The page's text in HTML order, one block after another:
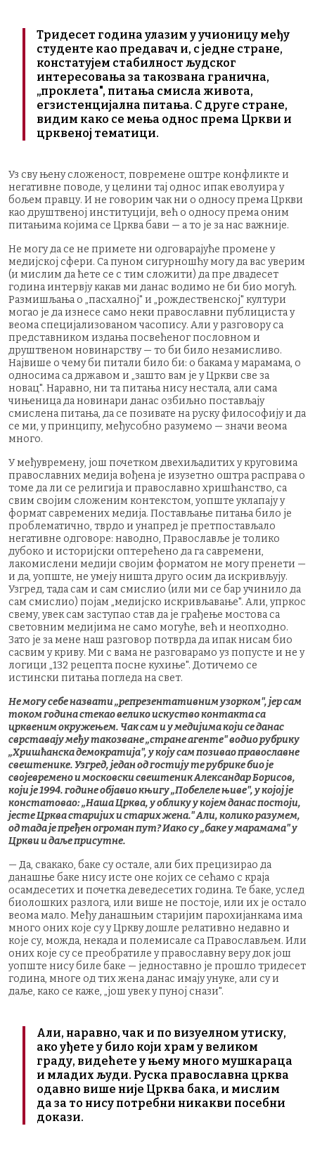
Тридесет година улазим у учионицу међу
студенте као предавач и, с једне стране,
констатујем стабилност људског
интересовања за такозвана гранична,
„проклета", питања смисла живота,
егзистенцијална питања. С друге стране,
видим како се мења однос према Цркви и
црквеној тематици.
Уз сву њену сложеност, повремене оштре конфликте и
негативне повoдe, у целини тај однос ипак еволуира у
бољем правцу. И не говорим чак ни о односу према Цркви
као друштвеној институцији, већ о односу према оним
питањима којима се Црква бави — а то је за нас важније.
Не могу да се не примете ни одговарајуће промене у
медијској сфери. Са пуном сигурношћу могу да вас уверим
(и мислим да ћете се с тим сложити) да пре двадесет
година интервју какав ми данас водимо не би био могућ.
Размишљања о „пасхалној" и „рождественској" култури
могао је да изнесе само неки православни публициста у
веома специјализованом часопису. Али у разговору са
представником издања посвећеног пословном и
друштвеном новинарству — то би било незамисливо.
Највише о чему би питали било би: о бакама у марамама, о
односима са државом и „зашто вам је у Цркви све за
новац". Наравно, ни та питања нису нестала, али сама
чињеница да новинари данас озбиљно постављају
смислена питања, да се позивате на руску философију и да
се ми, у принципу, међусобно разумемо — значи веома
много.
У међувремену, још почетком двехиљадитих у круговима
православних медија вођена је изузетно оштра расправа о
томе да ли се религија и православно хришћанство, са
свим својим сложеним контекстом, уопште уклапају у
формат савремених медија. Постављање питања било је
проблематично, тврдо и унапред је претпостављало
негативне одговоре: наводно, Православље је толико
дубоко и историјски оптерећено да га савремени,
лакомислени медији својим форматом не могу пренети —
и да, уопште, не умеју ништа друго осим да искривљују.
Узгред, тада сам и сам смислио (или ми се бар учинило да
сам смислио) појам „медијско искривљавање". Али, упркос
свему, увек сам заступао став да је грађење мостова са
световним медијима не само могуће, већ и неопходно.
Зато је за мене наш разговор потврда да ипак нисам био
сасвим у криву. Ми с вама не разговарамо уз попусте и не у
логици „132 рецепта посне кухиње". Дотичемо се
истински питања погледа на свет.
Не могу себе назвати „репрезентативним узорком", јер сам
током година стекао велико искуство контакта са
црквеним окружењем. Чак сам и у медијима који се данас
сврставају међу такозване „стране агенте" водио рубрику
„Хришћанска демократија", у коју сам позивао православне
свештенике. Узгред, један од гостију те рубрике био је
својевремено и московски свештеник Александар Борисов,
који је 1994. године објавио књигу „Побелеле њиве", у којој је
констатовао: „Наша Црква, у облику у којем данас постоји,
јесте Црква старијих и старих жена." Али, колико разумем,
од тада је пређен огроман пут? Иако су „баке у марамама" у
Цркви и даље присутне.
— Да, свакако, баке су остале, али бих прецизирао да
данашње баке нису исте оне којих се сећамо с краја
осамдесетих и почетка деведесетих година. Те баке, услед
биолошких разлога, или више не постоје, или их је остало
веома мало. Међу данашњим старијим парохијанкама има
много оних које су у Цркву дошле релативно недавно и
које су, можда, некада и полемисале са Православљем. Или
оних које су се преобратилe у православну веру док још
уопште нису биле баке — једноставно је прошло тридесет
година, многе од тих жена данас имају унуке, али су и
даље, како се каже, „још увек у пуној снази".
Али, наравно, чак и по визуелном утиску,
ако уђете у било који храм у великом
граду, видећете у њему много мушкараца
и младих људи. Руска православна црква
одавно више није Црква бака, и мислим
да за то нису потребни никакви посебни
докази.